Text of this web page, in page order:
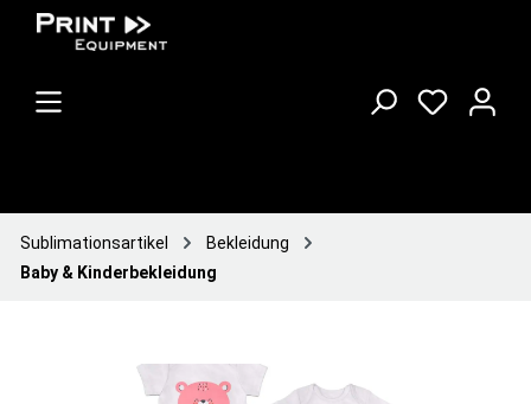
Sublimationsartikel
Bekleidung
Baby & Kinderbekleidung